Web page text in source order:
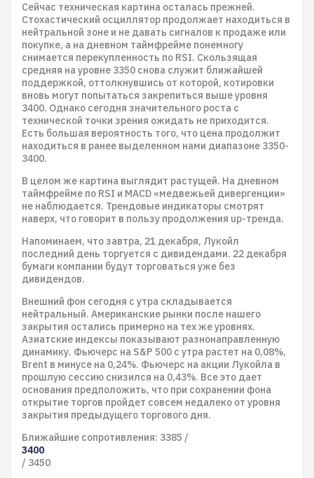
Сейчас техническая картина осталась прежней.
Стохастический осциллятор продолжает находиться в
нейтральной зоне и не давать сигналов к продаже или
покупке, а на дневном таймфрейме понемногу
снимается перекупленность по RSI. Скользящая
средняя на уровне 3350 снова служит ближайшей
поддержкой, оттолкнувшись от которой, котировки
вновь могут попытаться закрепиться выше уровня
3400. Однако сегодня значительного роста с
технической точки зрения ожидать не приходится.
Есть большая вероятность того, что цена продолжит
находиться в ранее выделенном нами диапазоне 3350-
3400.
В целом же картина выглядит растущей. На дневном
таймфрейме по RSI и MACD «медвежьей дивергенции»
не наблюдается. Трендовые индикаторы смотрят
наверх, что говорит в пользу продолжения up-тренда.
Напоминаем, что завтра, 21 декабря, Лукойл
последний день торгуется с дивидендами. 22 декабря
бумаги компании будут торговаться уже без
дивидендов.
Внешний фон сегодня с утра складывается
нейтральный. Американские рынки после нашего
закрытия остались примерно на тех же уровнях.
Азиатские индексы показывают разнонаправленную
динамику. Фьючерс на S&P 500 с утра растет на 0,08%,
Brent в минусе на 0,24%. Фьючерс на акции Лукойла в
прошлую сессию снизился на 0,43%. Все это дает
основания предположить, что при сохранении фона
открытие торгов пройдет совсем недалеко от уровня
закрытия предыдущего торгового дня.
Ближайшие сопротивления: 3385 /
3400
/ 3450